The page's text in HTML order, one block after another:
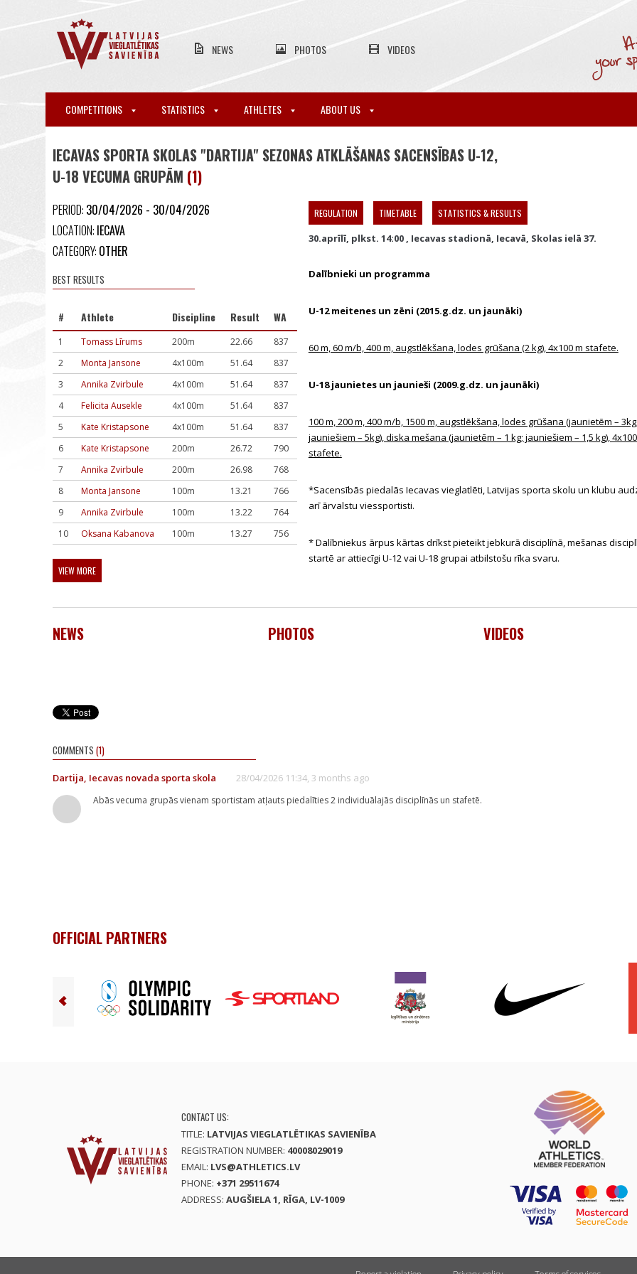
NEWS PHOTOS VIDEOS
COMPETITIONS STATISTICS ATHLETES ABOUT US
IECAVAS SPORTA SKOLAS "DARTIJA" SEZONAS ATKLĀŠANAS SACENSĪBAS U-12,
U-18 VECUMA GRUPĀM (1)
PERIOD: 30/04/2026 - 30/04/2026
LOCATION: IECAVA
CATEGORY: OTHER
BEST RESULTS
# Athlete Discipline Result WA
1 Tomass Līrums 200m 22.66
837
2
Monta Jansone 4x100m 51.64
837
3
Annika Zvirbule 4x100m 51.64
837
4
Felicita Ausekle 4x100m 51.64
837
5
Kate Kristapsone 4x100m 51.64
837
6
Kate Kristapsone 200m 26.72
790
7
Annika Zvirbule 200m 26.98
768
8
Monta Jansone 100m 13.21
766
9
Annika Zvirbule 100m 13.22
764
10
Oksana Kabanova 100m 13.27 756
VIEW MORE
REGULATION TIMETABLE STATISTICS & RESULTS
30.aprīlī, plkst. 14:00 , Iecavas stadionā, Iecavā, Skolas ielā 37.
Dalībnieki un programma
U-12 meitenes un zēni (2015.g.dz. un jaunāki)
60 m, 60 m/b, 400 m, augstlēkšana, lodes grūšana (2 kg), 4x100 m stafete.
U-18 jaunietes un jaunieši (2009.g.dz. un jaunāki)
100 m, 200 m, 400 m/b, 1500 m, augstlēkšana, lodes grūšana (jaunietēm –
jauniešiem – 5kg), diska mešana (jaunietēm – 1 kg; jauniešiem – 1,5 kg),
stafete.
*Sacensībās piedalās Iecavas vieglatlēti, Latvijas sporta skolu un klubu
arī ārvalstu viessportisti.
* Dalībniekus ārpus kārtas drīkst pieteikt jebkurā disciplīnā, mešanas
startē ar attiecīgi U-12 vai U-18 grupai atbilstošu rīka svaru.
NEWS PHOTOS VIDEOS
COMMENTS (1)
Dartija, Iecavas novada sporta skola 28/04/2026 11:34, 3 months ago
Abās vecuma grupās vienam sportistam atļauts piedalīties 2 individuālajās disciplīnās un stafetē.
OFFICIAL PARTNERS
CONTACT US:
TITLE: LATVIJAS VIEGLATLĒTIKAS SAVIENĪBA
REGISTRATION NUMBER: 40008029019
EMAIL: LVS@ATHLETICS.LV
PHONE: +371 29511674
ADDRESS: AUGŠIELA 1, RĪGA, LV-1009